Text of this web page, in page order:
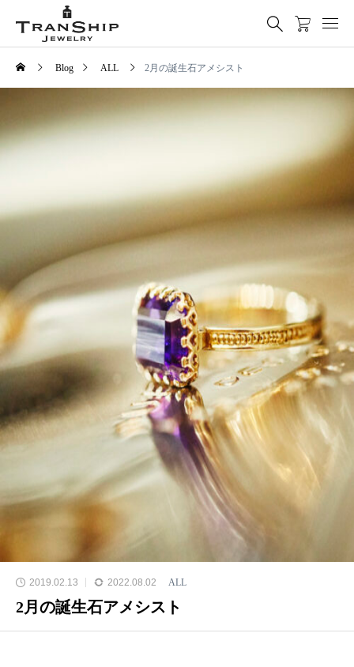
Blog ALL 2月の誕生石アメシスト
2019.02.13 2022.08.02 ALL
2月の誕生石アメシスト